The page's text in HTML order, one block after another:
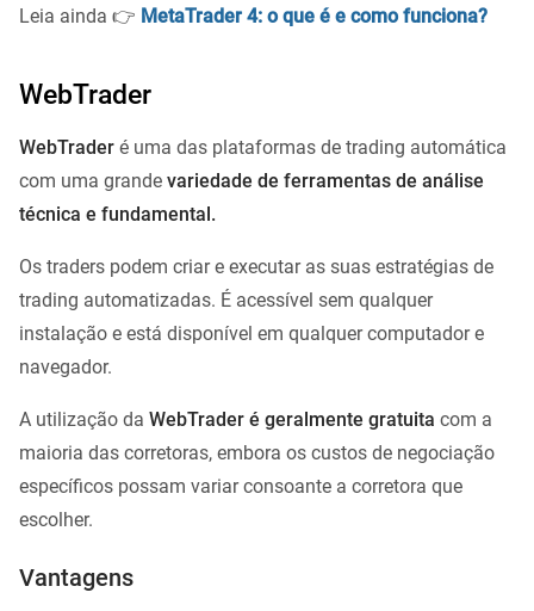
Leia ainda 👉 MetaTrader 4: o que é e como funciona?
WebTrader
WebTrader é uma das plataformas de trading automática
com uma grande variedade de ferramentas de análise
técnica e fundamental.
Os traders podem criar e executar as suas estratégias de
trading automatizadas. É acessível sem qualquer
instalação e está disponível em qualquer computador e
navegador.
A utilização da WebTrader é geralmente gratuita com a
maioria das corretoras, embora os custos de negociação
específicos possam variar consoante a corretora que
escolher.
Vantagens